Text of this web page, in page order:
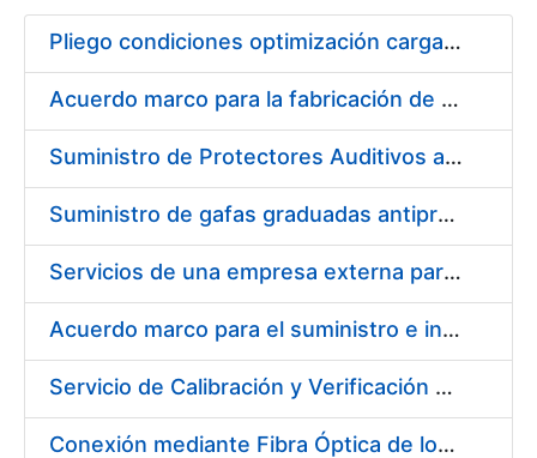
Mostra/Amaga Pliego condiciones optimización cargas compras firmado
Acuerdo marco para la fabricación de piezas
Suministro de Protectores Auditivos a medida para las personas trabajadoras de los Centros de Trabajo de Madrid y Burgos
Suministro de gafas graduadas antiproyecciones para los trabajadores de la FNMT-RCM en los centros de trabajo de Madrid y Burgos
Servicios de una empresa externa para el asesoramiento y resolución de los recursos de alzada que se presentan relacionados con procesos de selección para la FNMT-RCM
Acuerdo marco para el suministro e instalación de persianas, estores y otros complementos
Servicio de Calibración y Verificación Externa de los Equipos de Medición del Servicio de Prevención de la FNMT-RCM
Conexión mediante Fibra Óptica de los Centros de Proceso de Datos (CPDs) de las sedes de la FNMT-RCM de Burgos y Madrid